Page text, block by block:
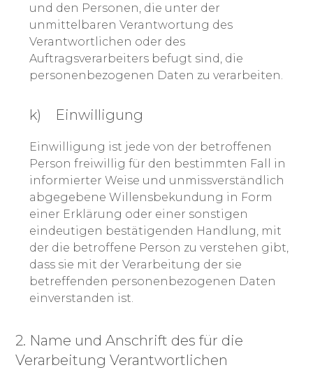
und den Personen, die unter der
unmittelbaren Verantwortung des
Verantwortlichen oder des
Auftragsverarbeiters befugt sind, die
personenbezogenen Daten zu verarbeiten.
k) Einwilligung
Einwilligung ist jede von der betroffenen
Person freiwillig für den bestimmten Fall in
informierter Weise und unmissverständlich
abgegebene Willensbekundung in Form
einer Erklärung oder einer sonstigen
eindeutigen bestätigenden Handlung, mit
der die betroffene Person zu verstehen gibt,
dass sie mit der Verarbeitung der sie
betreffenden personenbezogenen Daten
einverstanden ist.
2. Name und Anschrift des für die
Verarbeitung Verantwortlichen